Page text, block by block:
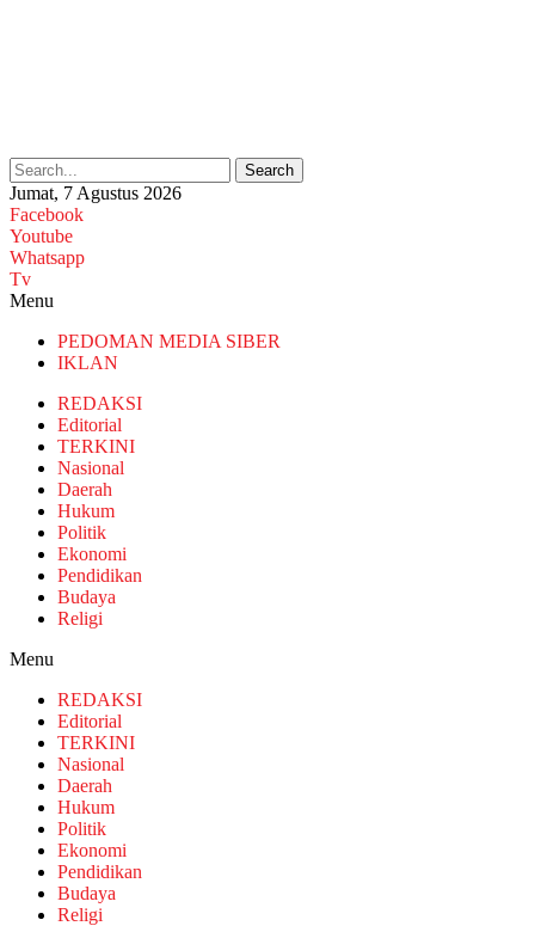
Search
Jumat, 7 Agustus 2026
Facebook
Youtube
Whatsapp
Tv
Menu
PEDOMAN MEDIA SIBER
IKLAN
REDAKSI
Editorial
TERKINI
Nasional
Daerah
Hukum
Politik
Ekonomi
Pendidikan
Budaya
Religi
Menu
REDAKSI
Editorial
TERKINI
Nasional
Daerah
Hukum
Politik
Ekonomi
Pendidikan
Budaya
Religi